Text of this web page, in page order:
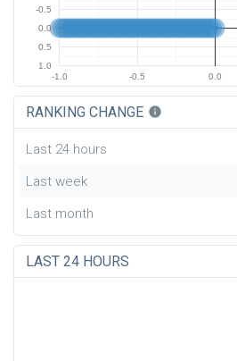
-1.0 -0.5 0.0
-0.5
0.0
0.5
1.0
RANKING CHANGE info
Last 24 hours
Last week
Last month
LAST 24 HOURS